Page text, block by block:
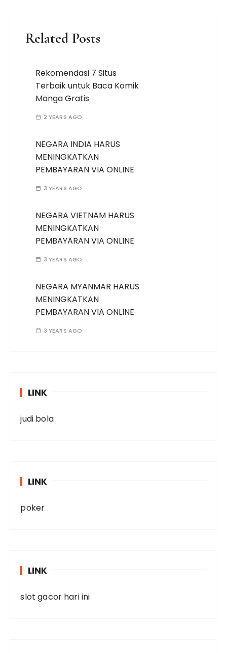
Related Posts
Rekomendasi 7 Situs
Terbaik untuk Baca Komik
Manga Gratis
2 YEARS AGO
NEGARA INDIA HARUS
MENINGKATKAN
PEMBAYARAN VIA ONLINE
3 YEARS AGO
NEGARA VIETNAM HARUS
MENINGKATKAN
PEMBAYARAN VIA ONLINE
3 YEARS AGO
NEGARA MYANMAR HARUS
MENINGKATKAN
PEMBAYARAN VIA ONLINE
3 YEARS AGO
LINK
judi bola
LINK
poker
LINK
slot gacor hari ini